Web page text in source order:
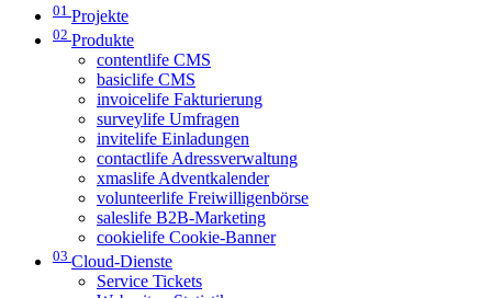
01 Projekte
02 Produkte
contentlife CMS
basiclife CMS
invoicelife Fakturierung
surveylife Umfragen
invitelife Einladungen
contactlife Adressverwaltung
xmaslife Adventkalender
volunteerlife Freiwilligenbörse
saleslife B2B-Marketing
cookielife Cookie-Banner
03 Cloud-Dienste
Service Tickets